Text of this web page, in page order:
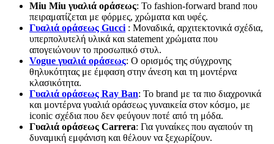
Miu Miu γυαλιά οράσεως: Το fashion-forward brand που
πειραματίζεται με φόρμες, χρώματα και υφές.
Γυαλιά οράσεως Gucci : Μοναδικά, αρχιτεκτονικά σχέδια,
υπερπολυτελή υλικά και statement χρώματα που
απογειώνουν το προσωπικό στυλ.
Vogue γυαλιά οράσεως: Ο ορισμός της σύγχρονης
θηλυκότητας με έμφαση στην άνεση και τη μοντέρνα
κλασικότητα.
Γυαλιά οράσεως Ray Ban: Το brand με τα πιο διαχρονικά
και μοντέρνα γυαλιά οράσεως γυναικεία στον κόσμο, με
iconic σχέδια που δεν φεύγουν ποτέ από τη μόδα.
Γυαλιά οράσεως Carrera: Για γυναίκες που αγαπούν τη
δυναμική εμφάνιση και θέλουν να ξεχωρίζουν.